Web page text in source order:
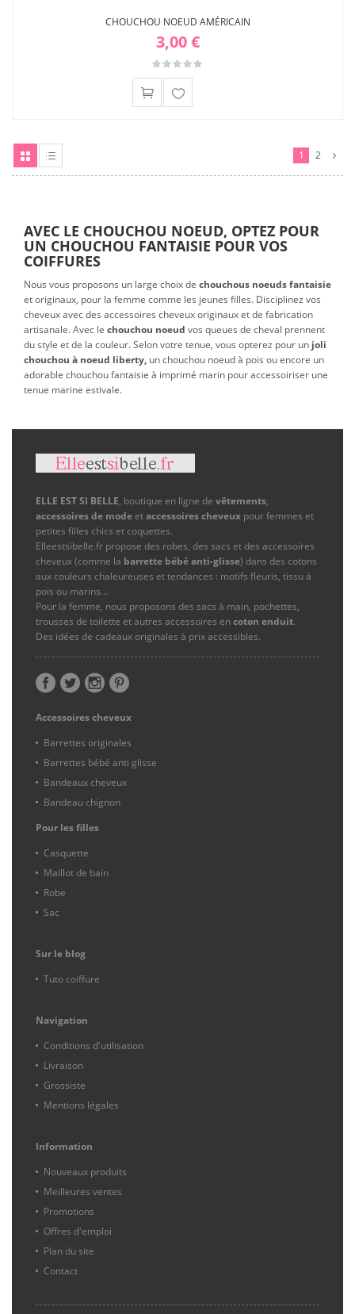
CHOUCHOU NOEUD AMÉRICAIN
3,00 €
1 2
AVEC LE CHOUCHOU NOEUD, OPTEZ POUR
UN CHOUCHOU FANTAISIE POUR VOS
COIFFURES
Nous vous proposons un large choix de chouchous noeuds fantaisie
et originaux, pour la femme comme les jeunes filles. Disciplinez vos
cheveux avec des accessoires cheveux originaux et de fabrication
artisanale. Avec le chouchou noeud vos queues de cheval prennent
du style et de la couleur. Selon votre tenue, vous opterez pour un joli
chouchou à noeud liberty, un chouchou noeud à pois ou encore un
adorable chouchou fantaisie à imprimé marin pour accessoiriser une
tenue marine estivale.
ELLE EST SI BELLE, boutique en ligne de vêtements,
accessoires de mode etaccessoires cheveux pour femmes et
petites filles chics et coquettes.
Elleestsibelle.fr propose des robes, des sacs et des accessoires
cheveux (comme la barrette bébé anti-glisse) dans des cotons
aux couleurs chaleureuses et tendances : motifs fleuris, tissu à
pois ou marins…
Pour la femme, nous proposons des sacs à main, pochettes,
trousses de toilette et autres accessoires encoton enduit.
Des idées de cadeaux originales à prix accessibles.
Accessoires cheveux
Barrettes originales
Barrettes bébé anti glisse
Bandeaux cheveux
Bandeau chignon
Pour les filles
Casquette
Maillot de bain
Robe
Sac
Sur le blog
Tuto coiffure
Navigation
Conditions d'utilisation
Livraison
Grossiste
Mentions légales
Information
Nouveaux produits
Meilleures ventes
Promotions
Offres d'emploi
Plan du site
Contact